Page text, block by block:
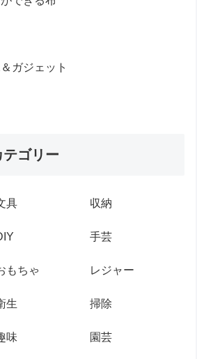
ガジェット
ゴリー
具 収納
手芸
もちゃ レジャー
生 掃除
味 園芸